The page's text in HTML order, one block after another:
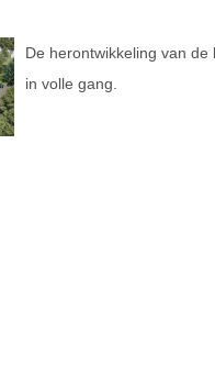
De herontwikkeling van
in volle gang.